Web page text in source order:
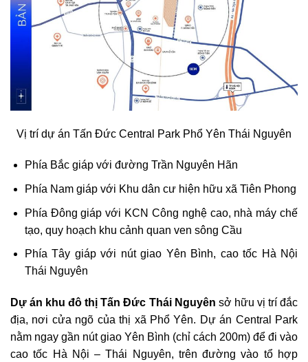
Vị trí dự án Tấn Đức Central Park Phổ Yên Thái Nguyên
Phía Bắc giáp với đường Trần Nguyên Hãn
Phía Nam giáp với Khu dân cư hiện hữu xã Tiên Phong
Phía Đông giáp với KCN Công nghệ cao, nhà máy chế
tạo, quy hoạch khu cảnh quan ven sông Cầu
Phía Tây giáp với nút giao Yên Bình, cao tốc Hà Nội
Thái Nguyên
Dự án khu đô thị Tấn Đức Thái Nguyên sở hữu vị trí đắc
địa, nơi cửa ngõ của thị xã Phổ Yên. Dự án Central Park
nằm ngay gần nút giao Yên Bình (chỉ cách 200m) để đi vào
cao tốc Hà Nội – Thái Nguyên, trên đường vào tổ hợp